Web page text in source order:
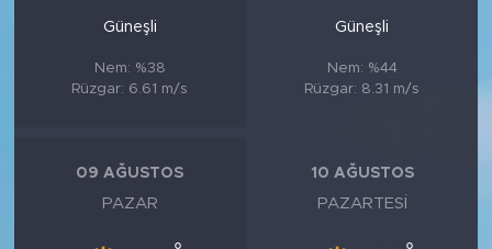
Güneşli
Nem: %38
Rüzgar: 6.61 m/s
Güneşli
Nem: %44
Rüzgar: 8.31 m/s
09 AĞUSTOS
PAZAR
10 AĞUSTOS
PAZARTESI